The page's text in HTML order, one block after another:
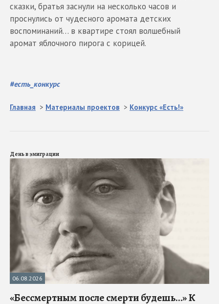
сказки, братья заснули на несколько часов и
проснулись от чудесного аромата детских
воспоминаний… в квартире стоял волшебный
аромат яблочного пирога с корицей.
#есть_конкурс
Главная > Материалы проектов > Конкурс «Есть!»
День в эмиграции
06.08.2026
«Бессмертным после смерти будешь…» К